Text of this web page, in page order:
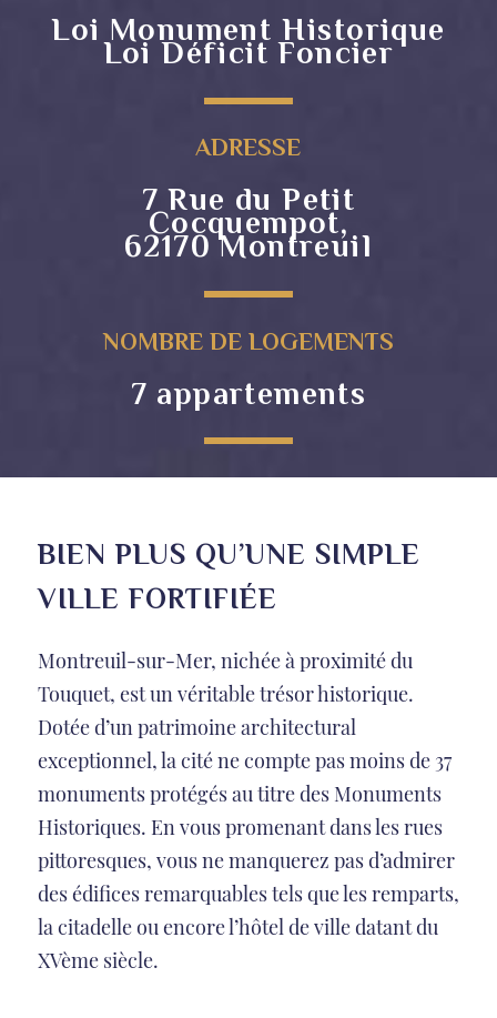
Loi Monument Historique
Loi Déficit Foncier
ADRESSE
7 Rue du Petit
Cocquempot,
62170 Montreuil
NOMBRE DE LOGEMENTS
7 appartements
BIEN PLUS QU’UNE SIMPLE
VILLE FORTIFIÉE
Montreuil-sur-Mer, nichée à proximité du
Touquet, est un véritable trésor historique.
Dotée d’un patrimoine architectural
exceptionnel, la cité ne compte pas moins de 37
monuments protégés au titre des Monuments
Historiques. En vous promenant dans les rues
pittoresques, vous ne manquerez pas d’admirer
des édifices remarquables tels que les remparts,
la citadelle ou encore l’hôtel de ville datant du
XVème siècle.